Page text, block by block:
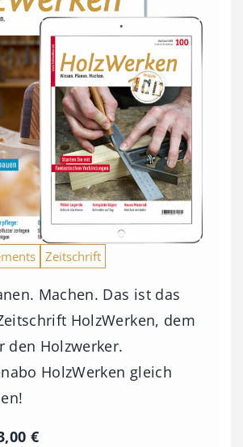
Zeitschrift
Machen. Das ist das
HolzWerken, dem
den Holzwerker.
HolzWerken gleich
€P